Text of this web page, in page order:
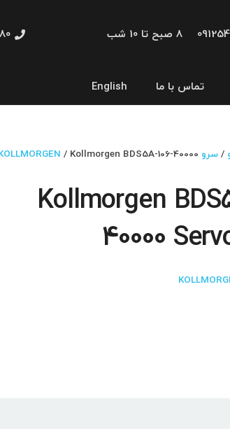
8 صبح تا 10 شب
تماس با ما English
/ سرو KOLLMORGEN / Kollmorgen BDS5A-106-40000
Kollmorgen
40000